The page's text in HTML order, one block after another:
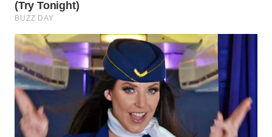
UTARA
WN
SAMOSIR
WN
PADANG
LAWAS